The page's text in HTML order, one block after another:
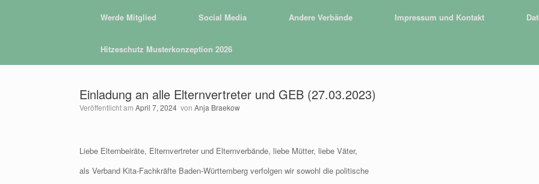
Werde Mitglied Social Media Andere Verbände Impressum und Kontakt
Hitzeschutz Musterkonzeption 2026
Einladung an alle Elternvertreter und GEB (27.03.2023)
Veröffentlicht am April 7, 2024 von Anja Braekow
Liebe Elternbeiräte, Elternvertreter und Elternverbände, liebe Mütter, liebe Väter,
als Verband Kita-Fachkräfte Baden-Württemberg verfolgen wir sowohl die politische